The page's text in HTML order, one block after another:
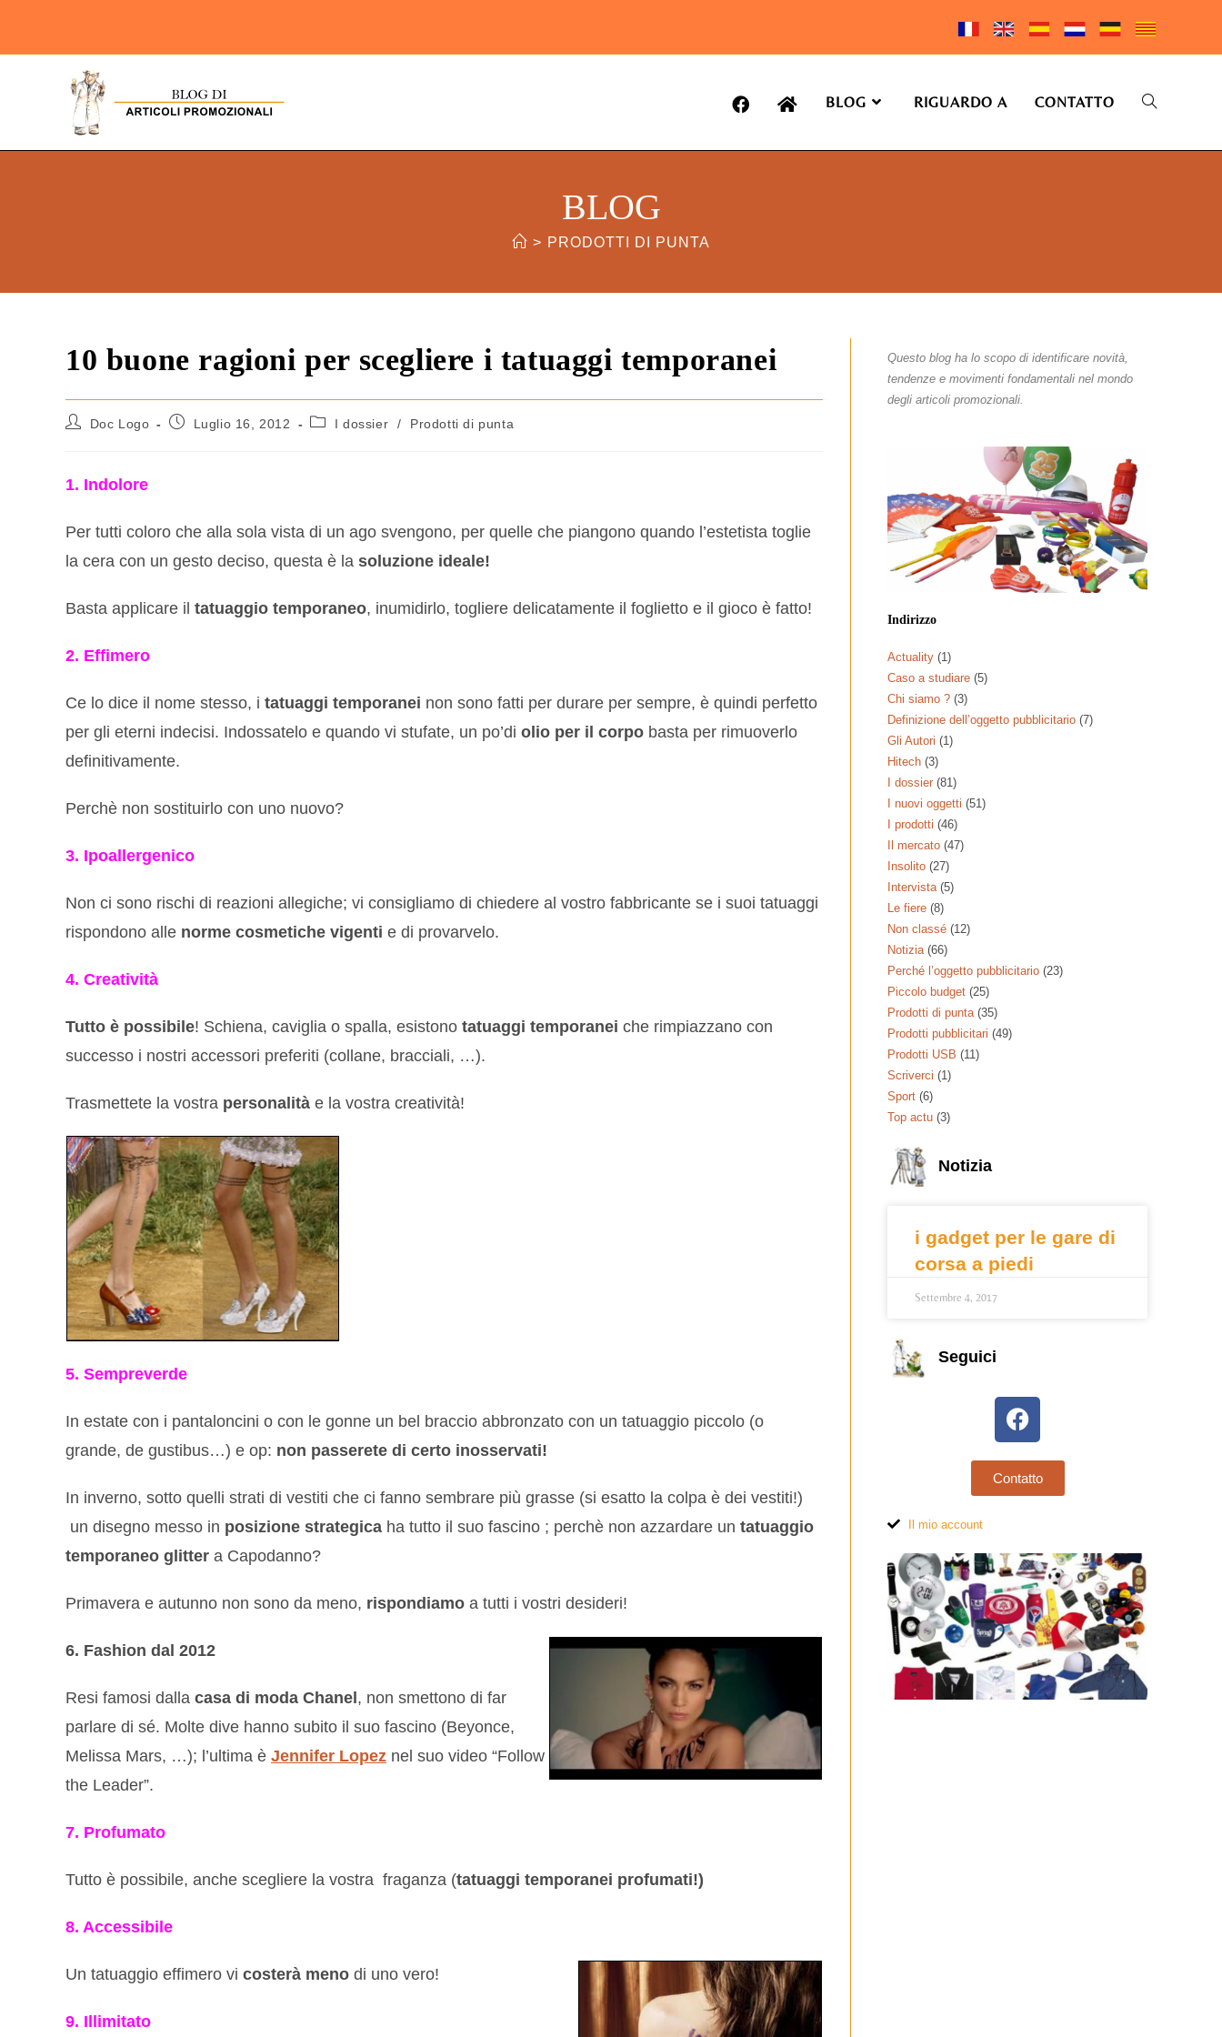
BLOG RIGUARDO A CONTATTO
BLOG
> PRODOTTI DI PUNTA
10 buone ragioni per scegliere i tatuaggi temporanei
Doc Logo Luglio 16, 2012 I dossier / Prodotti di punta
1. Indolore
Per tutti coloro che alla sola vista di un ago svengono, per quelle che piangono quando l’estetista toglie
la cera con un gesto deciso, questa è la soluzione ideale!
Basta applicare il tatuaggio temporaneo, inumidirlo, togliere delicatamente il foglietto e il gioco è fatto!
2. Effimero
Ce lo dice il nome stesso, i tatuaggi temporanei non sono fatti per durare per sempre, è quindi perfetto
per gli eterni indecisi. Indossatelo e quando vi stufate, un po’di olio per il corpo basta per rimuoverlo
definitivamente.
Perchè non sostituirlo con uno nuovo?
3. Ipoallergenico
Non ci sono rischi di reazioni allegiche; vi consigliamo di chiedere al vostro fabbricante se i suoi tatuaggi
rispondono alle norme cosmetiche vigenti e di provarvelo.
4. Creatività
Tutto è possibile! Schiena, caviglia o spalla, esistono tatuaggi temporanei che rimpiazzano con
successo i nostri accessori preferiti (collane, bracciali, …).
Trasmettete la vostra personalità e la vostra creatività!
5. Sempreverde
In estate con i pantaloncini o con le gonne un bel braccio abbronzato con un tatuaggio piccolo (o
grande, de gustibus…) e op: non passerete di certo inosservati!
In inverno, sotto quelli strati di vestiti che ci fanno sembrare più grasse (si esatto la colpa è dei vestiti!)
un disegno messo in posizione strategica ha tutto il suo fascino ; perchè non azzardare un tatuaggio
temporaneo glitter a Capodanno?
Primavera e autunno non sono da meno, rispondiamo a tutti i vostri desideri!
6. Fashion dal 2012
Resi famosi dalla casa di moda Chanel, non smettono di far
parlare di sé. Molte dive hanno subito il suo fascino (Beyonce,
Melissa Mars, …); l’ultima è Jennifer Lopez nel suo video “Follow
the Leader”.
7. Profumato
Tutto è possibile, anche scegliere la vostra fraganza (tatuaggi temporanei profumati!)
8. Accessibile
Un tatuaggio effimero vi costerà meno di uno vero!
9. Illimitato
Questo blog ha lo scopo di identificare novità,
tendenze e movimenti fondamentali nel mondo
degli articoli promozionali.
Indirizzo
Actuality (1)
Caso a studiare (5)
Chi siamo ? (3)
Definizione dell’oggetto pubblicitario (7)
Gli Autori (1)
Hitech (3)
I dossier (81)
I nuovi oggetti (51)
I prodotti (46)
Il mercato (47)
Insolito (27)
Intervista (5)
Le fiere (8)
Non classé (12)
Notizia (66)
Perché l’oggetto pubblicitario (23)
Piccolo budget (25)
Prodotti di punta (35)
Prodotti pubblicitari (49)
Prodotti USB (11)
Scriverci (1)
Sport (6)
Top actu (3)
Notizia
i gadget per le gare di
corsa a piedi
Settembre 4, 2017
Seguici
Contatto
Il mio account